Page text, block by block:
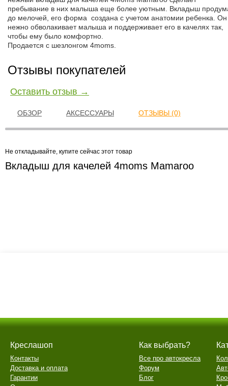
пребывание в них малыша еще более уютным. Вкладыш
до мелочей, его форма создана с учетом анатомии ребенка. Он
нежно обволакивает малыша и поддерживает его в качелях так,
чтобы ему было комфортно.
Продается с шезлонгом 4moms.
Отзывы покупателей
Оставить отзыв →
ОБЗОР АКСЕССУАРЫ ОТЗЫВЫ (0)
Не откладывайте, купите сейчас этот товар
Вкладыш для качелей 4moms Mamaroo
Креслашоп
Контакты
Доставка и оплата
Гарантии
Как выбрать?
Все про автокресла
Форум
Блог